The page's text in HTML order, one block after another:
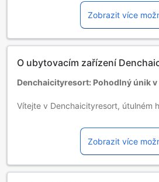
zkontrolujte kapacitu jednotlivých
Pokud rezervujete více jak 5 pokojů,
vztahovat odlišné podmínky.
Zobrazit více
O ubytovacím zařízení
Denchaicityresort: Pohodlný únik
Vítejte v Denchaicityresort, útulném
malebném městě Phrae v Thajsku.
nabízí pohodlné ubytování s celkem
ideální pro jednotlivce, páry i rodiny.
atmosférou a pečlivě navrženými
Denchaicityresort stává ideálním
Zobrazit více